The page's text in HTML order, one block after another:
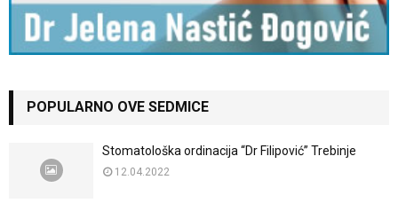
POPULARNO OVE SEDMICE
Stomatološka ordinacija “Dr Filipović” Trebinje
12.04.2022